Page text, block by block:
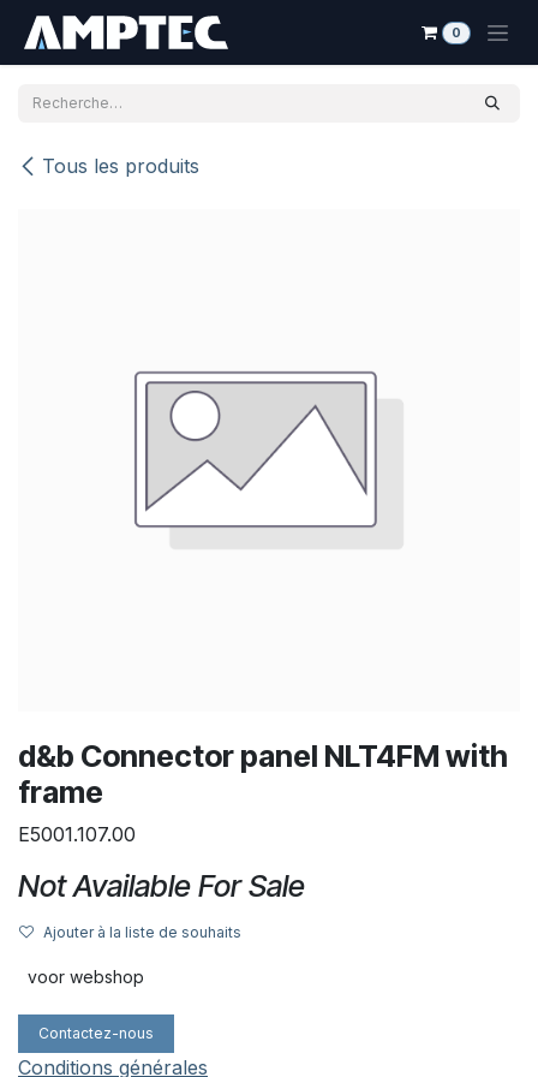
0
Tous les produits
d&b Connector panel NLT4FM with
frame
E5001.107.00
Not Available For Sale
Ajouter à la liste de souhaits
voor webshop
Contactez-nous
Conditions générales